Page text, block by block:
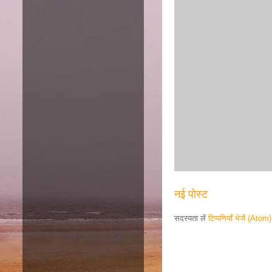
नई पोस्ट
सदस्यता लेंटिप्पणियाँ भेजें (Atom)